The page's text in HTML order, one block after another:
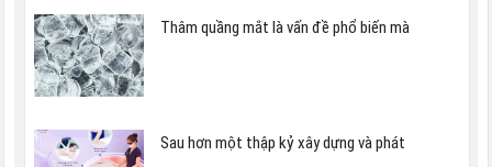
Thâm quầng mắt là vấn đề phổ biến mà
Sau hơn một thập kỷ xây dựng và phát